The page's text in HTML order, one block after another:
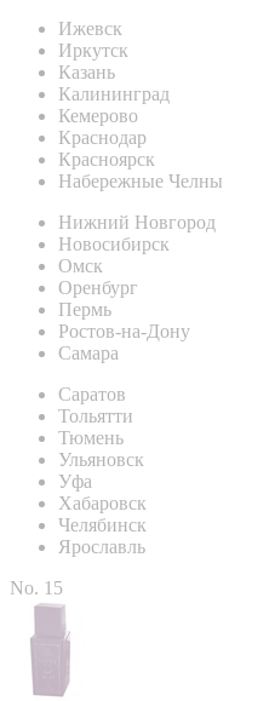
Ижевск
Иркутск
Казань
Калининград
Кемерово
Краснодар
Красноярск
Набережные Челны
Нижний Новгород
Новосибирск
Омск
Оренбург
Пермь
Ростов-на-Дону
Самара
Саратов
Тольятти
Тюмень
Ульяновск
Уфа
Хабаровск
Челябинск
Ярославль
No. 15